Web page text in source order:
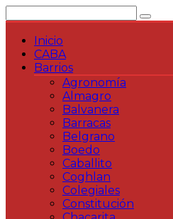
al
contenidoInicio
CABA
Barrios
Agronomía
Almagro
Balvanera
Barracas
Belgrano
Boedo
Caballito
Coghlan
Colegiales
Constitución